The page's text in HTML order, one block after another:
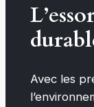
Avec les